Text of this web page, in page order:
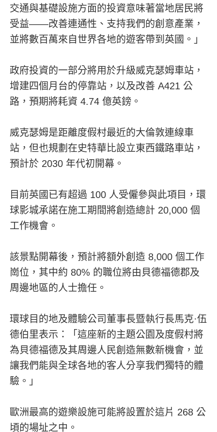
交通與基礎設施方面的投資意味著當地居民將
受益——改善連通性、支持我們的創意產業，
並將數百萬來自世界各地的遊客帶到英國。」
政府投資的一部分將用於升級威克瑟姆車站，
增建四個月台的停靠站，以及改善 A421 公
路，預期將耗資 4.74 億英鎊。
威克瑟姆是距離度假村最近的大倫敦連線車
站，但也規劃在史特華比設立東西鐵路車站，
預計於 2030 年代初開幕。
目前英國已有超過 100 人受僱參與此項目，環
球影城承諾在施工期間將創造總計 20,000 個
工作機會。
該景點開幕後，預計將額外創造 8,000 個工作
崗位，其中約 80% 的職位將由貝德福德郡及
周邊地區的人士擔任。
環球目的地及體驗公司董事長暨執行長馬克·伍
德伯里表示：「這座新的主題公園及度假村將
為貝德福德及其周邊人民創造無數新機會，並
讓我們能與全球各地的客人分享我們獨特的體
驗。」
歐洲最高的遊樂設施可能將設置於這片 268 公
頃的場址之中。